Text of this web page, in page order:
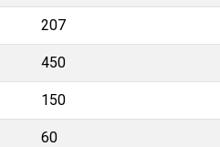
207
450
150
60